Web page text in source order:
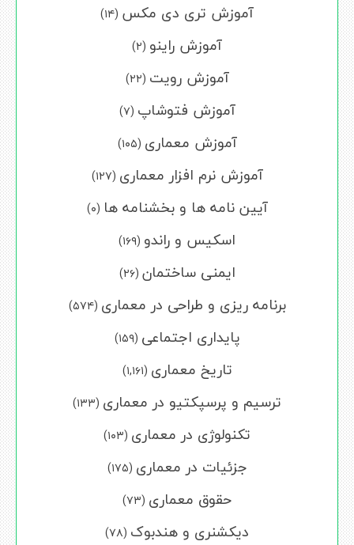
آموزش تری دی مکس (۱۴)
آموزش راینو (۲)
آموزش رویت (۲۲)
آموزش فتوشاپ (۷)
آموزش معماری (۱۰۵)
آموزش نرم افزار معماری (۱۲۷)
آیین نامه ها و بخشنامه ها (۰)
اسکیس و راندو (۱۶۹)
ایمنی ساختمان (۲۶)
برنامه ریزی و طراحی در معماری (۵۷۴)
پایداری اجتماعی (۱۵۹)
تاریخ معماری (۱,۱۶۱)
ترسیم و پرسپکتیو در معماری (۱۳۳)
تکنولوژی در معماری (۱۰۳)
جزئیات در معماری (۱۷۵)
حقوق معماری (۷۳)
دیکشنری و هندبوک (۷۸)